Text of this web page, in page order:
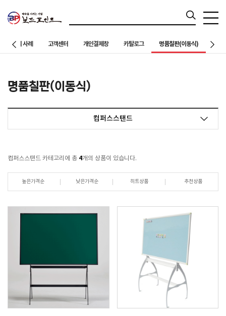
칠판설치 사례 고객센터 개인결제창 카탈로그 명품칠판(이동식)
명품칠판(이동식)
컴퍼스스탠드
컴퍼스스탠드 카테고리에 총 4개의 상품이 있습니다.
높은가격순 낮은가격순 히트상품 추천상품